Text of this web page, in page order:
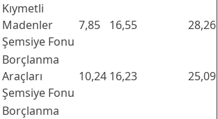
Kıymetli
Madenler
Şemsiye Fonu
7,85 16,55 28,26
Borçlanma
Araçları
Şemsiye Fonu
10,24 16,23 25,09
Borçlanma